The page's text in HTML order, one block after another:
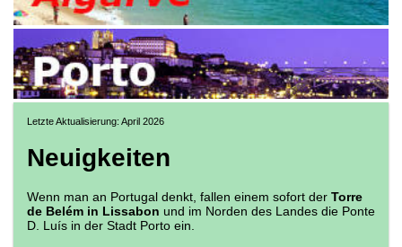
Letzte Aktualisierung: April 2026
Neuigkeiten
Wenn man an Portugal denkt, fallen einem sofort der Torre
de Belém in Lissabon und im Norden des Landes die Ponte
D. Luís in der Stadt Porto ein.